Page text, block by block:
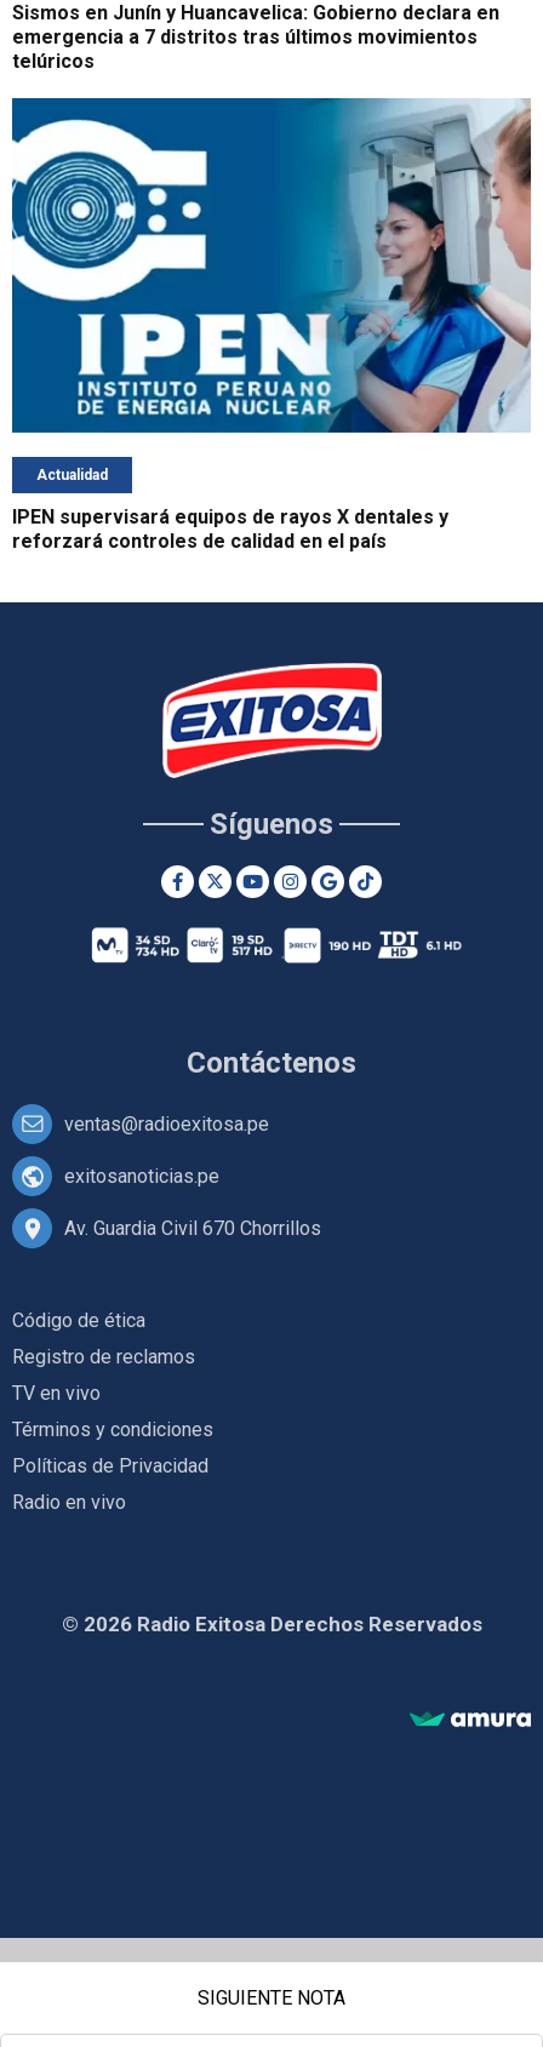
Sismos en Junín y Huancavelica: Gobierno declara en
emergencia a 7 distritos tras últimos movimientos
telúricos
Actualidad
IPEN supervisará equipos de rayos X dentales y
reforzará controles de calidad en el país
Contáctenos
ventas@radioexitosa.pe
exitosanoticias.pe
Av. Guardia Civil 670 Chorrillos
Síguenos
Código de ética
Registro de reclamos
TV en vivo
Términos y condiciones
Políticas de Privacidad
Radio en vivo
© 2026 Radio Exitosa Derechos Reservados
SIGUIENTE NOTA